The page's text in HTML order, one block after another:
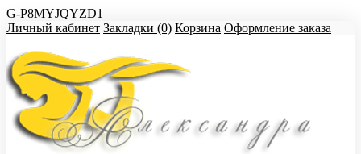
G-P8MYJQYZD1
Личный кабинет Закладки (0) Корзина Оформление заказа